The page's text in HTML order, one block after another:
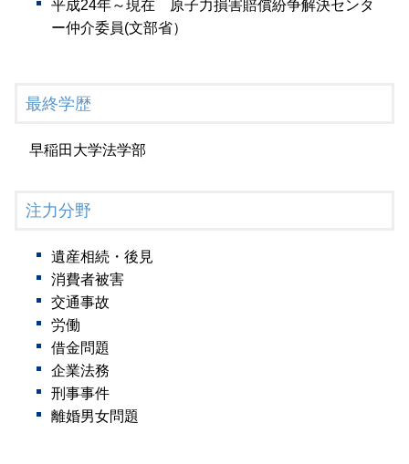
平成24年～現在 原子力損害賠償紛争解決センタ
ー仲介委員(文部省）
最終学歴
早稲田大学法学部
注力分野
遺産相続・後見
消費者被害
交通事故
労働
借金問題
企業法務
刑事事件
離婚男女問題